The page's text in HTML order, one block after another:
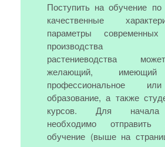
Поступить на обучение
качественные
параметры современных
производства
растениеводства
желающий,
профессиональное
образование, а также
курсов. Для начала
необходимо
обучение (выше на